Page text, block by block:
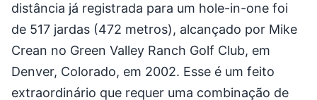
distância já registrada para um hole-in-one foi
de 517 jardas (472 metros), alcançado por Mike
Crean no Green Valley Ranch Golf Club, em
Denver, Colorado, em 2002. Esse é um feito
extraordinário que requer uma combinação de